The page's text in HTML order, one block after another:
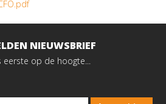
NIEUWSBRIEF
eerste op de hoogte...